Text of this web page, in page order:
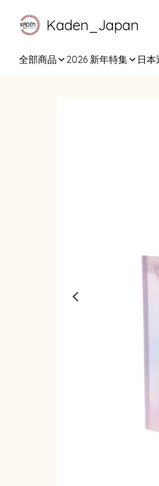
Kaden_Japan
全部商品 2026 新年特集 日本